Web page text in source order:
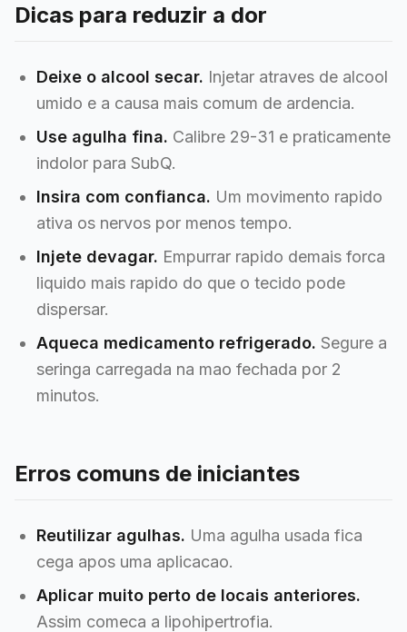
Dicas para reduzir a dor
Deixe o alcool secar. Injetar atraves de alcool
umido e a causa mais comum de ardencia.
Use agulha fina. Calibre 29-31 e praticamente
indolor para SubQ.
Insira com confianca. Um movimento rapido
ativa os nervos por menos tempo.
Injete devagar. Empurrar rapido demais forca
liquido mais rapido do que o tecido pode
dispersar.
Aqueca medicamento refrigerado. Segure a
seringa carregada na mao fechada por 2
minutos.
Erros comuns de iniciantes
Reutilizar agulhas. Uma agulha usada fica
cega apos uma aplicacao.
Aplicar muito perto de locais anteriores.
Assim comeca a lipohipertrofia.